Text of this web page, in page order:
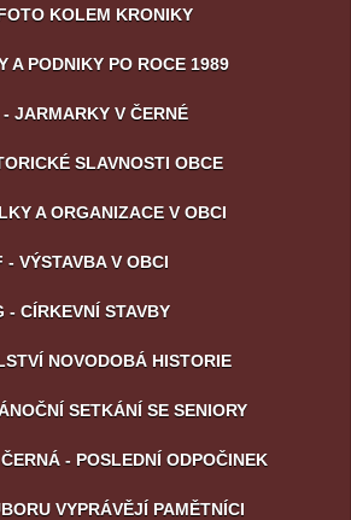
KOLEM KRONIKY
A PODNIKY PO ROCE 1989
- JARMARKY V ČERNÉ
SLAVNOSTI OBCE
A ORGANIZACE V OBCI
- VÝSTAVBA V OBCI
- CÍRKEVNÍ STAVBY
NOVODOBÁ HISTORIE
SETKÁNÍ SE SENIORY
- POSLEDNÍ ODPOČINEK
VYPRÁVĚJÍ PAMĚTNÍCI